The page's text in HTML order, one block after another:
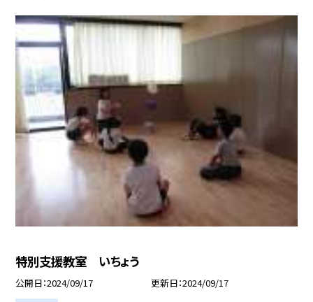
特別支援教室 いちょう
公開日 2024/09/17 更新日 2024/09/17